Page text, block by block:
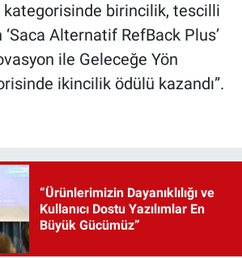
kategorisinde birincilik, tescilli
Alternatif RefBack Plus’
ile Geleceğe Yön
ikincilik ödülü kazandı”.
“Ürünlerimizin Dayanıklılığı ve
Kullanıcı Dostu Yazılımlar En
Büyük Gücümüz”